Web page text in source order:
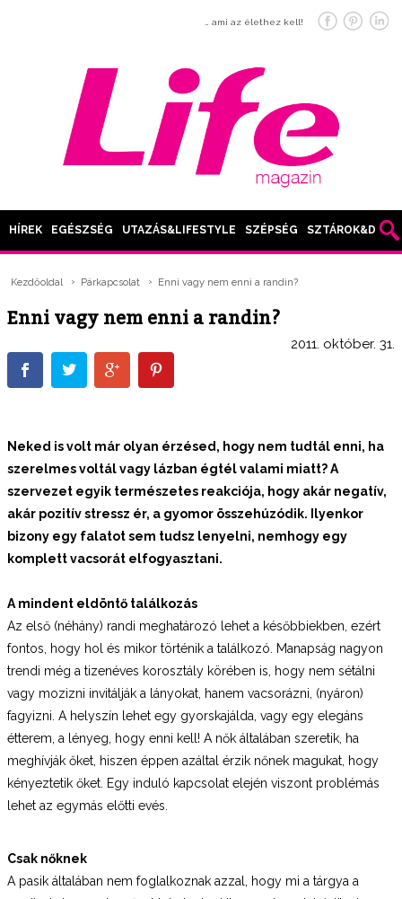
… ami az élethez kell!
HÍREK EGÉSZSÉG UTAZÁS&LIFESTYLE SZÉPSÉG SZTÁROK&DIVAT
Kezdőoldal Párkapcsolat Enni vagy nem enni a randin?
Enni vagy nem enni a randin?
2011. október. 31.
Neked is volt már olyan érzésed, hogy nem tudtál enni, ha
szerelmes voltál vagy lázban égtél valami miatt? A
szervezet egyik természetes reakciója, hogy akár negatív,
akár pozitív stressz ér, a gyomor összehúzódik. Ilyenkor
bizony egy falatot sem tudsz lenyelni, nemhogy egy
komplett vacsorát elfogyasztani.
A mindent eldöntő találkozás
Az első (néhány) randi meghatározó lehet a későbbiekben, ezért
fontos, hogy hol és mikor történik a találkozó. Manapság nagyon
trendi még a tizenéves korosztály körében is, hogy nem sétálni
vagy mozizni invitálják a lányokat, hanem vacsorázni, (nyáron)
fagyizni. A helyszín lehet egy gyorskajálda, vagy egy elegáns
étterem, a lényeg, hogy enni kell! A nők általában szeretik, ha
meghívják őket, hiszen éppen azáltal érzik nőnek magukat, hogy
kényeztetik őket. Egy induló kapcsolat elején viszont problémás
lehet az egymás előtti evés.
Csak nőknek
A pasik általában nem foglalkoznak azzal, hogy mi a tárgya a